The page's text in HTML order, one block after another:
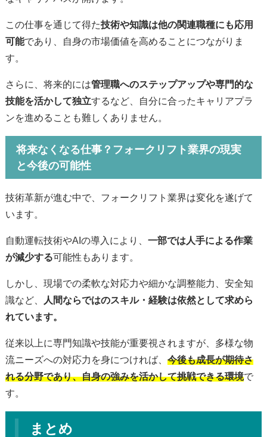
この仕事を通じて得た技術や知識は他の関連職種にも応用
可能であり、自身の市場価値を高めることにつながりま
す。
さらに、将来的には管理職へのステップアップや専門的な
技能を活かして独立するなど、自分に合ったキャリアプラ
ンを進めることも難しくありません。
将来なくなる仕事？フォークリフト業界の現実
と今後の可能性
技術革新が進む中で、フォークリフト業界は変化を遂げて
います。
自動運転技術やAIの導入により、 一部では人手による作業
が減少する可能性もあります。
しかし、現場での柔軟な対応力や細かな調整能力、安全知
識など、
人間ならではのスキル・経験は依然として求めら
れています。
従来以上に専門知識や技能が重要視されますが、多様な物
流ニーズへの対応力を身につければ、 今後も成長が期待さ
れる分野であり、自身の強みを活かして挑戦できる環境で
す。
まとめ